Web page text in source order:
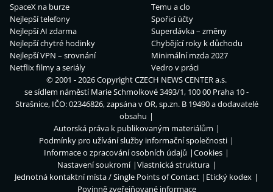
SpaceX na burze
Nejlepší telefony
Nejlepší AI zdarma
Nejlepší chytré hodinky
Nejlepší VPN – srovnání
Netflix filmy a seriály
Temu a clo
Spořicí účty
Superdávka – změny
Chybějící roky k důchodu
Minimální mzda 2027
Vedro v práci
© 2001 - 2026 CopyrightCZECH NEWS CENTER a.s.
se sídlem náměstí Marie Schmolkové 3493/1, 100 00 Praha 10 -
Strašnice, IČO: 02346826, zapsána v OR, sp.zn. B 19490 a dodavatelé
obsahu
Autorská práva k publikovaným materiálům
Podmínky pro užívání služby informační společnosti
Informace o zpracování osobních údajů
Cookies
Nastavení soukromí
Vlastnická struktura
Jednotná kontaktní místa / Single Points of Contact
Etický kodex
Povinně zveřejňované informace